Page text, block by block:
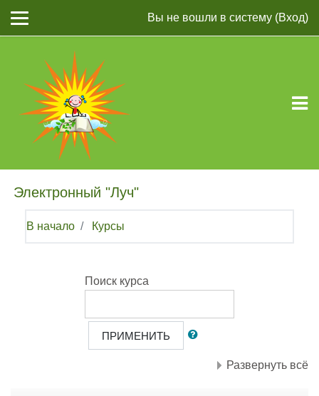
Вы не вошли в систему (Вход)
Электронный "Луч"
В начало Курсы
Поиск курса
ПРИМЕНИТЬ
Развернуть всё